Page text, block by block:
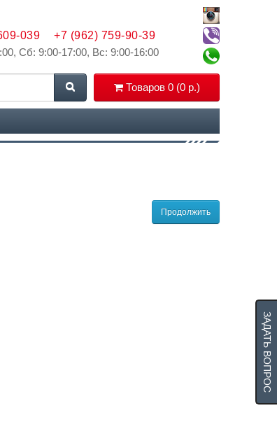
Сб: 9:00-17:00, Вс: 9:00-16:00
Товаров 0 (0 р.)
039 +7 (962) 759-90-39
Продолжить
ЗАДАТЬ ВОПРОС